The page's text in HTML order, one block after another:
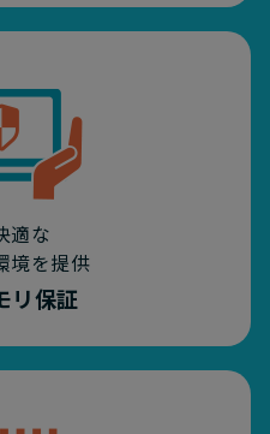
適な
境を提供
リ保証